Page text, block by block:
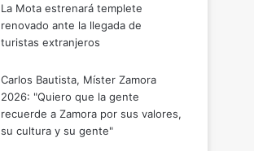
La Mota estrenará templete
renovado ante la llegada de
turistas extranjeros
Carlos Bautista, Míster Zamora
2026: "Quiero que la gente
recuerde a Zamora por sus valores,
su cultura y su gente"